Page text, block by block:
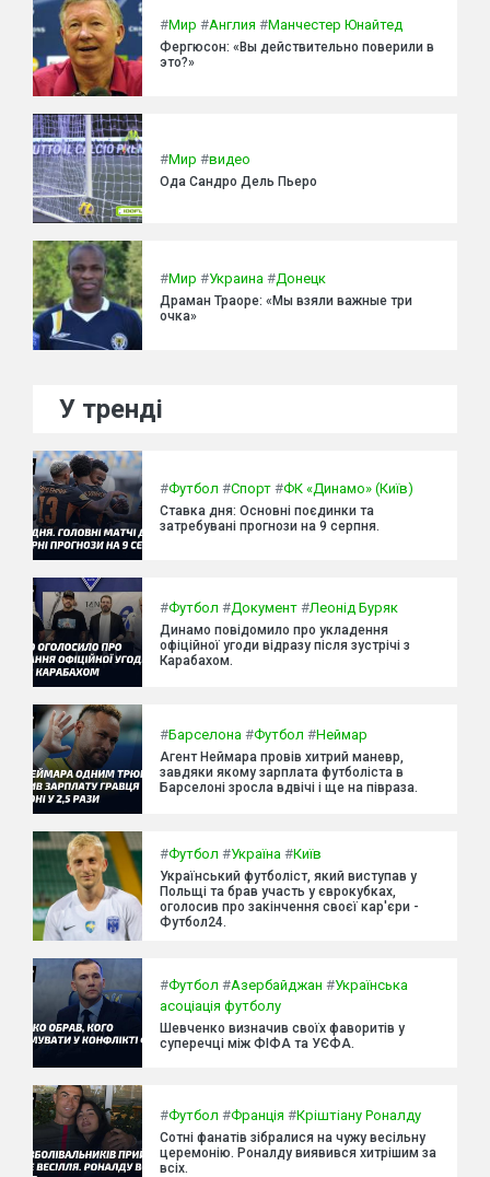
#Мир #Англия #Манчестер Юнайтед
Фергюсон: «Вы действительно поверили в
это?»
#Мир #видео
Ода Сандро Дель Пьеро
#Мир #Украина #Донецк
Драман Траоре: «Мы взяли важные три
очка»
У тренді
#Футбол #Спорт #ФК «Динамо» (Київ)
Ставка дня: Основні поєдинки та
затребувані прогнози на 9 серпня.
#Футбол #Документ #Леонід Буряк
Динамо повідомило про укладення
офіційної угоди відразу після зустрічі з
Карабахом.
#Барселона #Футбол #Неймар
Агент Неймара провів хитрий маневр,
завдяки якому зарплата футболіста в
Барселоні зросла вдвічі і ще на півраза.
#Футбол #Україна #Київ
Український футболіст, який виступав у
Польщі та брав участь у єврокубках,
оголосив про закінчення своєї кар'єри -
Футбол24.
#Футбол #Азербайджан #Українська
асоціація футболу
Шевченко визначив своїх фаворитів у
суперечці між ФІФА та УЄФА.
#Футбол #Франція #Кріштіану Роналду
Сотні фанатів зібралися на чужу весільну
церемонію. Роналду виявився хитрішим за
всіх.